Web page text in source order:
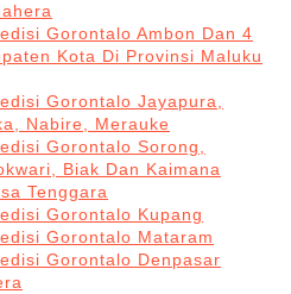
Gorontalo Ambon Dan 4
Kota Di Provinsi Maluku
Gorontalo Jayapura,
Nabire, Merauke
Gorontalo Sorong,
Biak Dan Kaimana
Tenggara
Gorontalo Kupang
Gorontalo Mataram
Gorontalo Denpasar